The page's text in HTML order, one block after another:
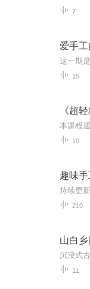
7
爱手工
15
《超
10
趣味
持续更
210
山白
沉浸式
11